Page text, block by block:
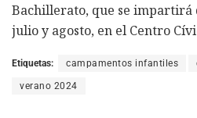
Bachillerato, que se impartirá
julio y agosto, en el Centro
Etiquetas: campamentos infantiles
verano 2024